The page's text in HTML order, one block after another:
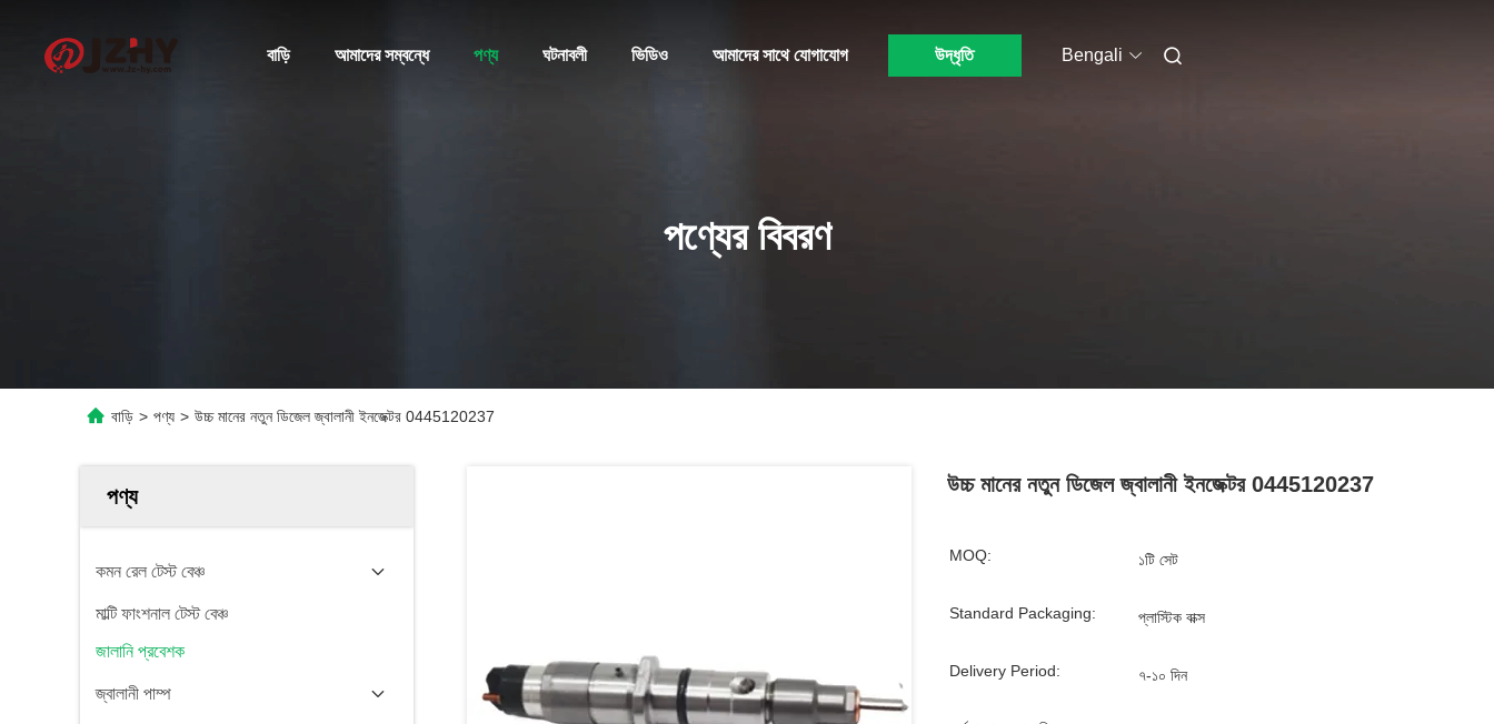
বাড়ি আমাদের সম্বন্ধে পণ্য ঘটনাবলী ভিডিও আমাদের সাথে যোগাযোগ উদ্ধৃতি Bengali
পণ্যের বিবরণ
বাড়ি > পণ্য > উচ্চ মানের নতুন ডিজেল জ্বালানী ইনজেক্টর 0445120237
পণ্য
কমন রেল টেস্ট বেঞ্চ
মাল্টি ফাংশনাল টেস্ট বেঞ্চ
জালানি প্রবেশক
জ্বালানী পাম্প
উচ্চ মানের নতুন ডিজেল জ্বালানী ইনজেক্টর 0445120237
MOQ: ১টি সেট
Standard Packaging: প্লাস্টিক বাক্স
Delivery Period: ৭-১০ দিন